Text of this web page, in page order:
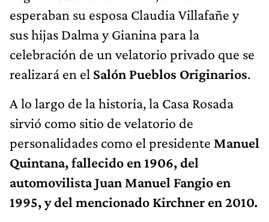
esperaban su esposa Claudia Villafañe y
sus hijas Dalma y Gianina para la
celebración de un velatorio privado que se
realizará en el Salón Pueblos Originarios.
A lo largo de la historia, la Casa Rosada
sirvió como sitio de velatorio de
personalidades como el presidente Manuel
Quintana, fallecido en 1906, del
automovilista Juan Manuel Fangio en
1995, y del mencionado Kirchner en 2010.